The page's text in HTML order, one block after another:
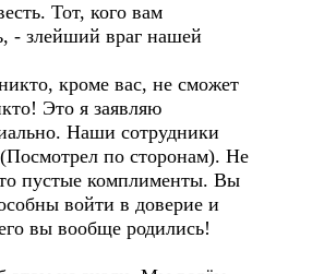
Тот, кого вам
- злейший враг нашей
кроме вас, не сможет
Это я заявляю
Наши сотрудники
по сторонам). Не
пустые комплименты. Вы
войти в доверие и
вы вообще родились!